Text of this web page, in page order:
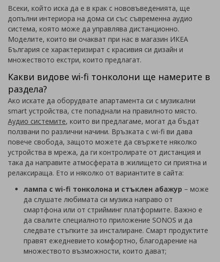
Всеки, който иска да е в крак с нововъведенията, ще
допълни интериора на дома си със съвременна аудио
система, която може да управлява дистанционно.
Моделите, които ви очакват при нас в магазин ИКЕА
България се характеризират с красивия си дизайн и
множеството екстри, които предлагат.
Какви видове wi-fi тонколони ще намерите в
раздела?
Ако искате да оборудвате апартамента си с музикални
smart устройства, сте попаднали на правилното място.
Аудио системите, които ви предлагаме, могат да бъдат
ползвани по различни начини. Връзката с wi-fi ви дава
повече свобода, защото можете да свържете няколко
устройства в мрежа, да ги контролирате от дистанция и
така да направите атмосферата в жилището си приятна и
релаксираща. Ето и няколко от вариантите в сайта:
лампа с wi-fi тонколона и стъклен абажур – може
да слушате любимата си музика направо от
смартфона или от стрийминг платформите. Важно е
да свалите специалното приложение SONOS и да
следвате стъпките за инсталиране. Смарт продуктите
правят ежедневието комфортно, благодарение на
множеството възможности, които дават;